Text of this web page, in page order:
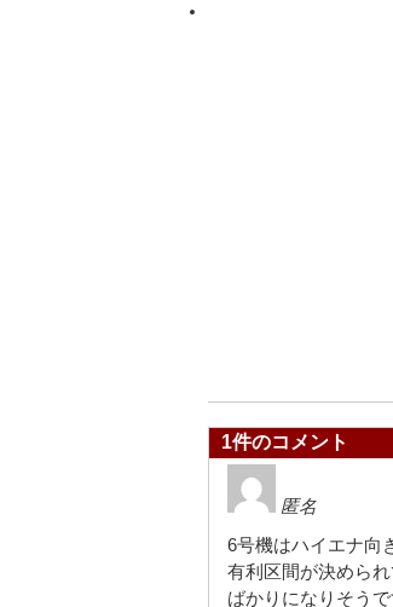
1件のコメント
匿名
6号機はハイエナ向
有利区間が決めら
ばかりになりそうで